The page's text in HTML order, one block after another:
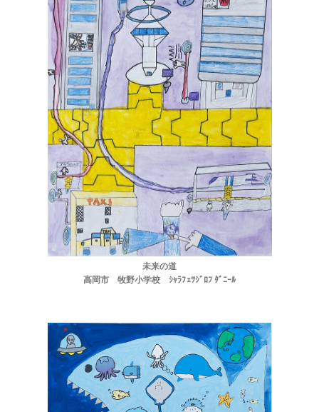
未来の道
高岡市 牧野小学校 ｼｬﾗﾌｪﾂｼﾞﾛﾌ ﾀﾞﾆｰﾙ